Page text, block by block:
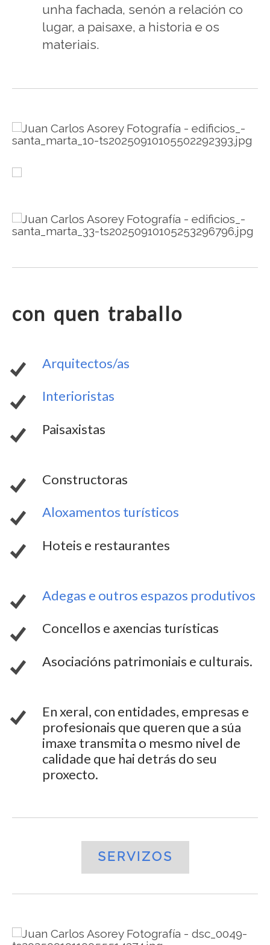
unha fachada, senón a relación co
lugar, a paisaxe, a historia e os
materiais.
con quen traballo
Arquitectos/as
Interioristas
Paisaxistas
Constructoras
Aloxamentos turísticos
Hoteis e restaurantes
Adegas e outros espazos produtivos
Concellos e axencias turísticas
Asociacións patrimoniais e culturais.
En xeral, con entidades, empresas e
profesionais que queren que a súa
imaxe transmita o mesmo nivel de
calidade que hai detrás do seu
proxecto.
SERVIZOS